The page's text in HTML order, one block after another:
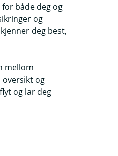
både deg og
og
deg best,
mellom
og
og lar deg